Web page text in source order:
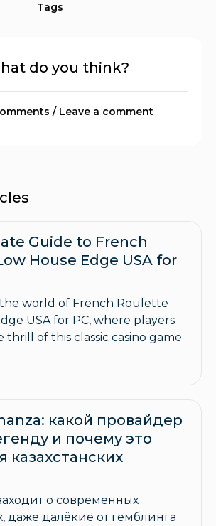
Tags
do you think?
/ Leave a comment
Guide to French
House Edge USA for
world of French Roulette
USA for PC, where players
thrill of this classic casino game
какой провайдер
и почему это
казахстанских
о современных
даже далёкие от гемблинга